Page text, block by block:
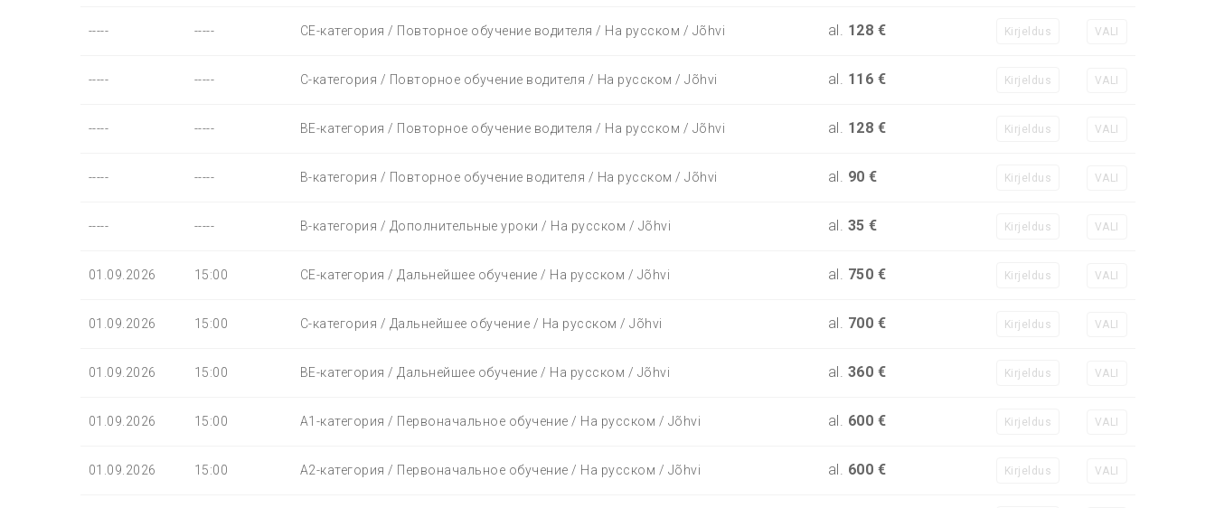
----- ----- СЕ-категория / Повторное обучение водителя / На русском / Jõhvi al. 128 € Kirjeldus VALI
----- ----- С-категория / Повторное обучение водителя / На русском / Jõhvi al. 116 € Kirjeldus VALI
----- ----- BЕ-категория / Повторное обучение водителя / На русском / Jõhvi al. 128 € Kirjeldus VALI
----- ----- B-категория / Повторное обучение водителя / На русском / Jõhvi al. 90 € Kirjeldus VALI
----- ----- B-категория / Дополнительные уроки / На русском / Jõhvi al. 35 € Kirjeldus VALI
01.09.2026 15:00 СЕ-категория / Дальнейшее обучение / На русском / Jõhvi al. 750 € Kirjeldus VALI
01.09.2026 15:00 С-категория / Дальнейшее обучение / На русском / Jõhvi al. 700 € Kirjeldus VALI
01.09.2026 15:00 BЕ-категория / Дальнейшее обучение / На русском / Jõhvi al. 360 € Kirjeldus VALI
01.09.2026 15:00 A1-категория / Первоначальное обучение / На русском / Jõhvi al. 600 € Kirjeldus VALI
01.09.2026 15:00 A2-категория / Первоначальное обучение / На русском / Jõhvi al. 600 € Kirjeldus VALI